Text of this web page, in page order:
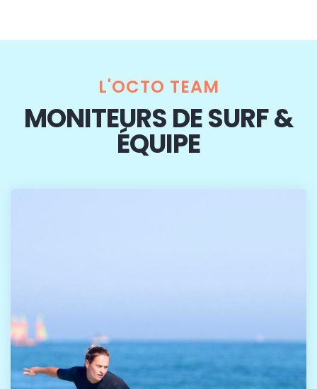
L'OCTO TEAM
MONITEURS DE SURF &
ÉQUIPE